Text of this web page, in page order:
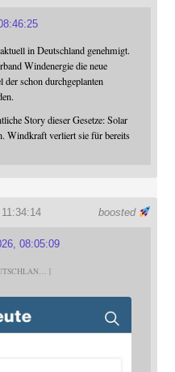
in Deutschland genehmigt.
Windenergie die neue
schon durchgeplanten
Story dieser Gesetze: Solar
Windkraft verliert sie für bereits
boosted
08:05:09